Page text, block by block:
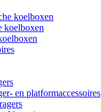
koelboxen
koelboxen
en platformaccessoires